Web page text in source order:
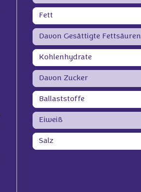
Fett
Davon Gesättigte Fettsäuren
Kohlenhydrate
Davon Zucker
Ballaststoffe
Eiweiß
Salz